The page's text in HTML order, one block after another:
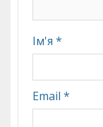
Ім'я *
Email *